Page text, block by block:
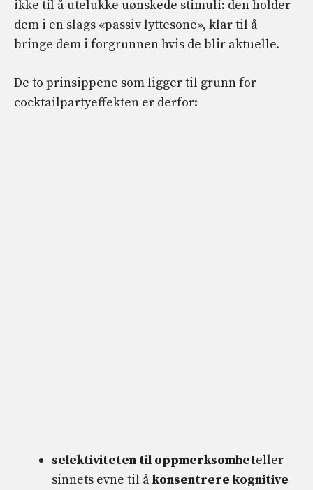
ikke til å utelukke uønskede stimuli: den holder
dem i en slags «passiv lyttesone», klar til å
bringe dem i forgrunnen hvis de blir aktuelle.
De to prinsippene som ligger til grunn for
cocktailpartyeffekten er derfor:
selektiviteten til oppmerksomheteller
sinnets evne til åkonsentrere kognitive